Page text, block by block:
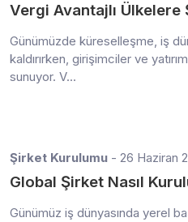
Vergi Avantajlı Ülkelere
Günümüzde küreselleşme, iş
kaldırırken, girişimciler ve
sunuyor. V...
Şirket Kurulumu - 26 Haziran
Global Şirket Nasıl
Günümüz iş dünyasında yerel